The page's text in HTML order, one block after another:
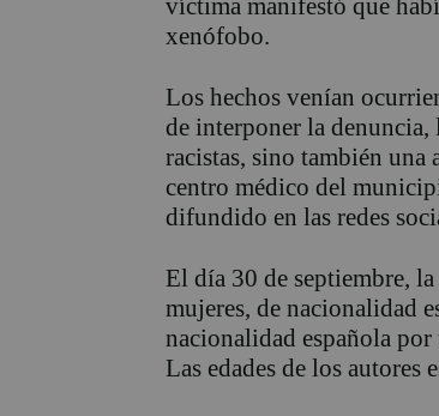
víctima manifestó que
xenófobo.
Los hechos venían
de interponer la
racistas, sino también una
centro médico del
difundido en las redes
El día 30 de septiembre,
mujeres, de nacionalidad
nacionalidad española
Las edades de los autores